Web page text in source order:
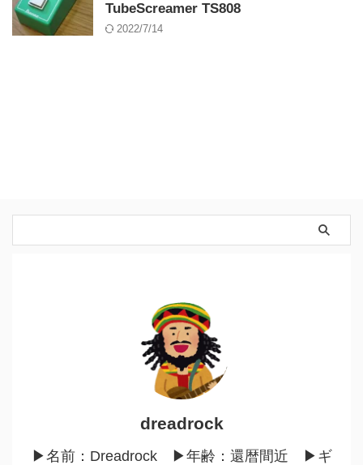
TubeScreamer TS808
2022/7/14
dreadrock
▶︎名前：Dreadrock ▶︎年齢：還暦間近 ▶︎ギ